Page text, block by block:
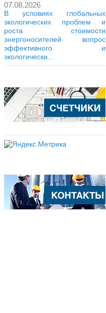
07.08.2026
В условиях глобальных
экологических проблем и
роста стоимости
энергоносителей вопрос
эффективного и
экологически...